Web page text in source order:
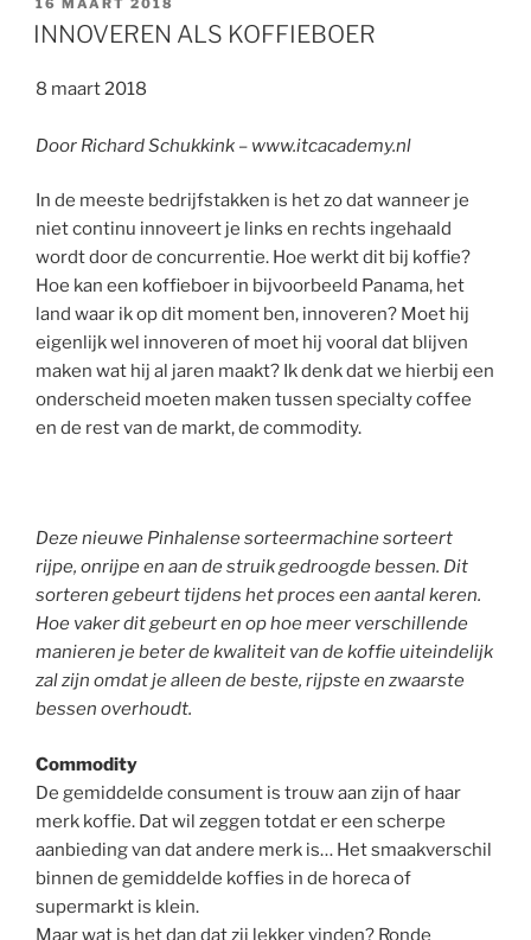
OP
16 MAART 2018
INNOVEREN ALS KOFFIEBOER
8 maart 2018
Door Richard Schukkink – www.itcacademy.nl
In de meeste bedrijfstakken is het zo dat wanneer je
niet continu innoveert je links en rechts ingehaald
wordt door de concurrentie. Hoe werkt dit bij koffie?
Hoe kan een koffieboer in bijvoorbeeld Panama, het
land waar ik op dit moment ben, innoveren? Moet hij
eigenlijk wel innoveren of moet hij vooral dat blijven
maken wat hij al jaren maakt? Ik denk dat we hierbij een
onderscheid moeten maken tussen specialty coffee
en de rest van de markt, de commodity.
Deze nieuwe Pinhalense sorteermachine sorteert
rijpe, onrijpe en aan de struik gedroogde bessen. Dit
sorteren gebeurt tijdens het proces een aantal keren.
Hoe vaker dit gebeurt en op hoe meer verschillende
manieren je beter de kwaliteit van de koffie uiteindelijk
zal zijn omdat je alleen de beste, rijpste en zwaarste
bessen overhoudt.
Commodity
De gemiddelde consument is trouw aan zijn of haar
merk koffie. Dat wil zeggen totdat er een scherpe
aanbieding van dat andere merk is… Het smaakverschil
binnen de gemiddelde koffies in de horeca of
supermarkt is klein.
Maar wat is het dan dat zij lekker vinden? Ronde